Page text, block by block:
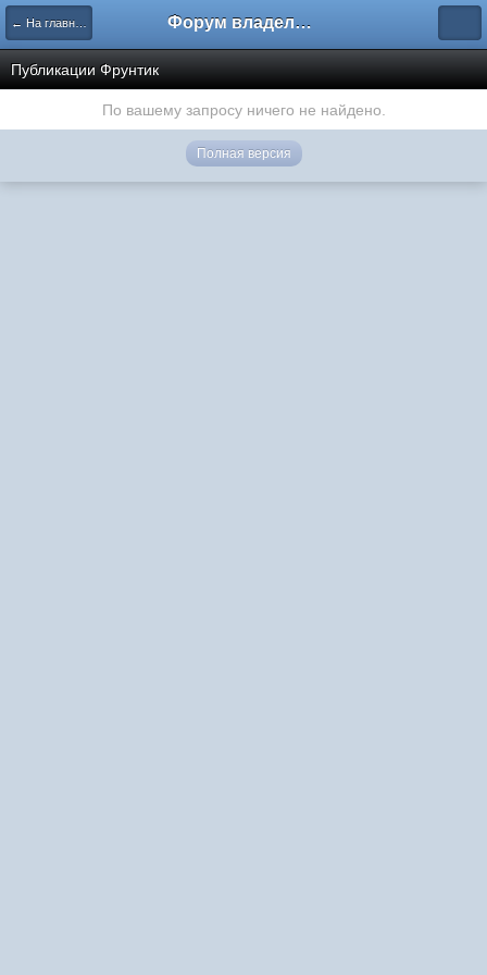
← На главную Форум владельцев интернет-магазинов
Публикации Фрунтик
По вашему запросу ничего не найдено.
Полная версия